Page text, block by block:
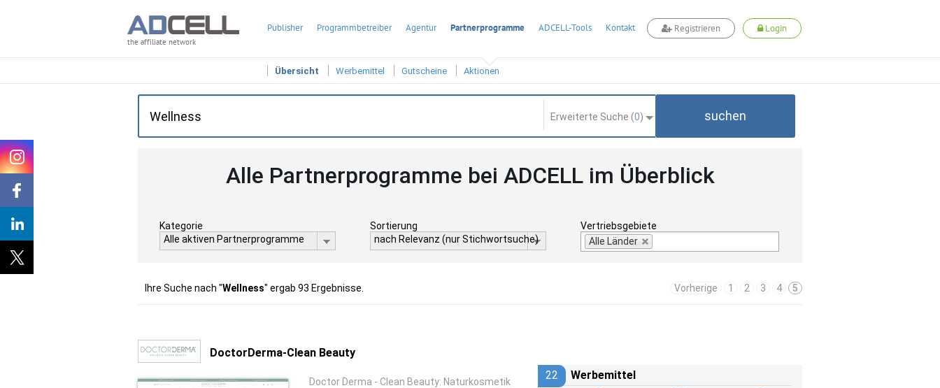
the affiliate network
Publisher Programmbetreiber Agentur Partnerprogramme ADCELL-Tools Kontakt Registrieren Login
Übersicht Werbemittel Gutscheine Aktionen
Erweiterte Suche (0) suchen
Alle Partnerprogramme bei ADCELL im Überblick
Kategorie
Alle aktiven Partnerprogramme
Sortierung
nach Relevanz (nur Stichwortsuche)
Vertriebsgebiete
Alle Länder
Ihre Suche nach "Wellness" ergab 93 Ergebnisse. Vorherige 1 2 3 4 5
DoctorDerma-Clean Beauty
Doctor Derma - Clean Beauty: Naturkosmetik
22 Werbemittel